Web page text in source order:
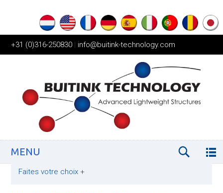
+31 (0)316-250830 | info@buitink-technology.com
MENU
Faites votre choix +